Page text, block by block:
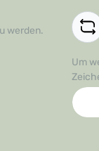
werden.
Um